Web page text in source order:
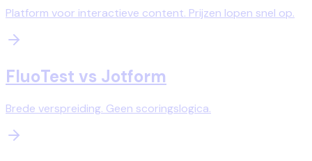
Platform voor interactieve content. Prijzen lopen snel op.
FluoTest vs Jotform
Brede verspreiding. Geen scoringslogica.